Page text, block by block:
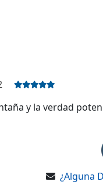
y la verdad
¿Alguna